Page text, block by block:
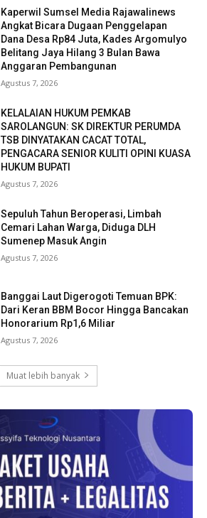
Kaperwil Sumsel Media Rajawalinews
Angkat Bicara Dugaan Penggelapan
Dana Desa Rp84 Juta, Kades Argomulyo
Belitang Jaya Hilang 3 Bulan Bawa
Anggaran Pembangunan
Agustus 7, 2026
KELALAIAN HUKUM PEMKAB
SAROLANGUN: SK DIREKTUR PERUMDA
TSB DINYATAKAN CACAT TOTAL,
PENGACARA SENIOR KULITI OPINI KUASA
HUKUM BUPATI
Agustus 7, 2026
Sepuluh Tahun Beroperasi, Limbah
Cemari Lahan Warga, Diduga DLH
Sumenep Masuk Angin
Agustus 7, 2026
Banggai Laut Digerogoti Temuan BPK:
Dari Keran BBM Bocor Hingga Bancakan
Honorarium Rp1,6 Miliar
Agustus 7, 2026
Muat lebih banyak